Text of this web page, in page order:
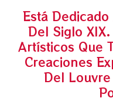
Está
Del Siglo
Artísticos Que
Creaciones
Del